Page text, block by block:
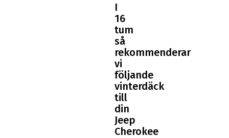
I
16
tum
så
rekommenderar
vi
följande
vinterdäck
till
din
Jeep
Cherokee